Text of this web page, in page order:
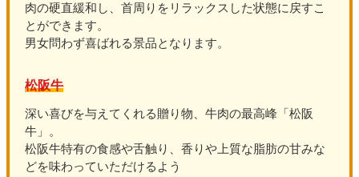
肉の硬直緩和し、首周りをリラックスした状態に戻すこ
とができます。
男女問わず喜ばれる景品となります。
松阪牛
深い喜びを与えてくれる贈り物、牛肉の最高峰「松阪
牛」。
松阪牛特有の食感や舌触り、香りや上質な脂肪の甘みな
どを味わっていただけるよう